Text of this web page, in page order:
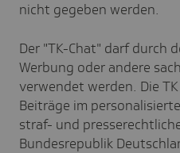
nicht gegeben werden.
Der "TK-Chat" darf durch
Werbung oder andere
verwendet werden. Die
Beiträge im
straf- und
Bundesrepublik